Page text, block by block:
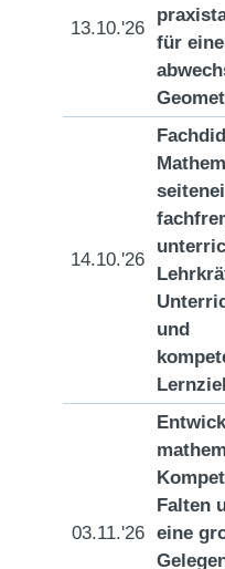
13.10.'26
für
14.10.'26
und
03.11.'26
Falten
eine